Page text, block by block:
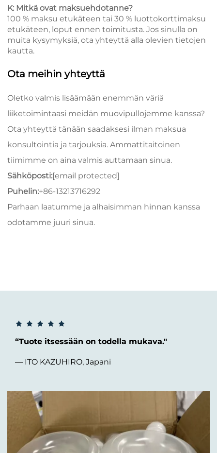
K: Mitkä ovat maksuehdotanne?
100 % maksu etukäteen tai 30 % luottokorttimaksu
etukäteen, loput ennen toimitusta. Jos sinulla on
muita kysymyksiä, ota yhteyttä alla olevien tietojen
kautta.
Ota meihin yhteyttä
Oletko valmis lisäämään enemmän väriä
liiketoimintaasi meidän muovipullojemme kanssa?
Ota yhteyttä tänään saadaksesi ilman maksua
konsultointia ja tarjouksia. Ammattitaitoinen
tiimimme on aina valmis auttamaan sinua.
Sähköposti:[email protected]
Puhelin:+86-13213716292
Parhaan laatumme ja alhaisimman hinnan kanssa
odotamme juuri sinua.
“Tuote itsessään on todella mukava."
— ITO KAZUHIRO, Japani